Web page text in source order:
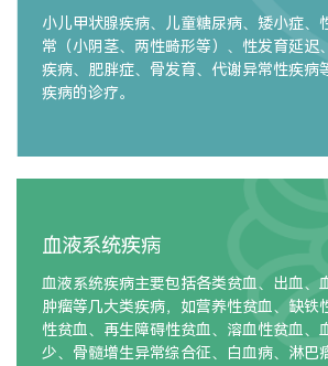
小儿甲状腺疾病、儿童糖尿病、矮小症、
常（小阴茎、两性畸形等）、性发育延迟
疾病、肥胖症、骨发育、代谢异常性疾病
疾病的诊疗。
血液系统疾病
血液系统疾病主要包括各类贫血、出血、
肿瘤等几大类疾病，如营养性贫血、缺铁
性贫血、再生障碍性贫血、溶血性贫血、
少、骨髓增生异常综合征、白血病、淋巴